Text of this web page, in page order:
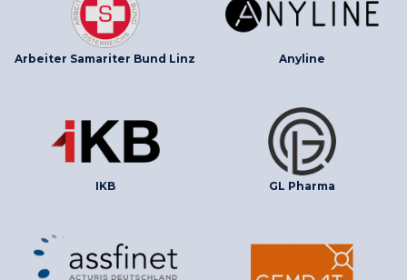
Arbeiter Samariter Bund Linz Anyline
IKB GL Pharma